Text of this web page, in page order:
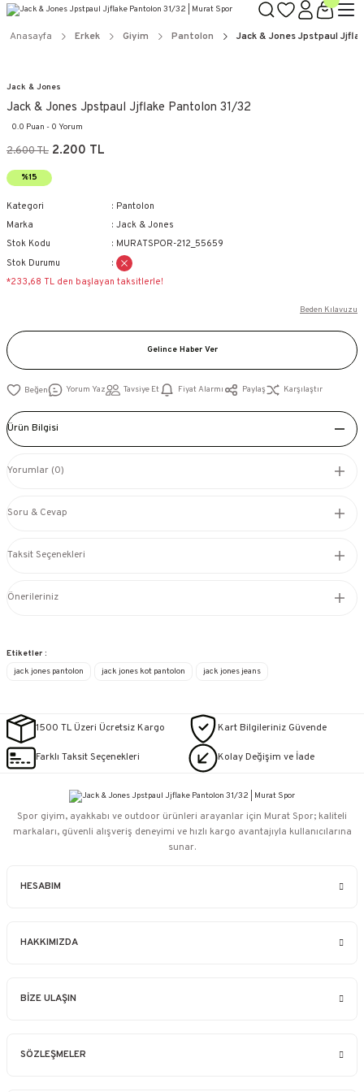
Anasayfa Erkek Giyim Pantolon Jack & Jones Jpstpaul
Jack & Jones
Jack & Jones Jpstpaul Jjflake Pantolon 31/32
0.0 Puan - 0 Yorum
2.600 TL 2.200 TL
%15
Kategori
Pantolon
Marka
Jack & Jones
Stok Kodu
MURATSPOR-212_55659
Stok Durumu
*233,68 TL den başlayan taksitlerle!
Beden Kılavuzu
Gelince Haber Ver
Yorum Yaz Tavsiye Et Fiyat Alarmı Paylaş Karşılaştır
Ürün Bilgisi
Yorumlar (0)
Soru & Cevap
Taksit Seçenekleri
Önerileriniz
Etiketler :
jack jones pantolon
jack jones kot pantolon jack jones jeans
1500 TL Üzeri Ücretsiz Kargo Kart Bilgileriniz Güvende
Farklı Taksit Seçenekleri Kolay Değişim ve İade
HESABIM
HAKKIMIZDA
BİZE ULAŞIN
SÖZLEŞMELER
Spor giyim, ayakkabı ve outdoor ürünleri arayanlar için Murat Spor; kaliteli
markaları, güvenli alışveriş deneyimi ve hızlı kargo avantajıyla kullanıcılarına
sunar.